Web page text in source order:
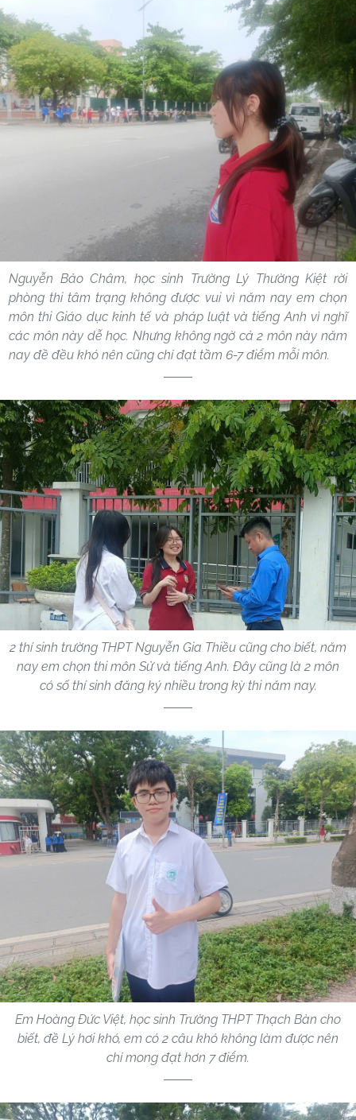
Nguyễn Bảo Châm, học sinh Trường Lý Thường Kiệt rời
phòng thi tâm trạng không được vui vì năm nay em chọn
môn thiGiáo dục kinh tế và pháp luật và tiếng Anh vì nghĩ
các môn này dễ học. Nhưng không ngờ cả 2 môn này năm
nay đề đều khó nên cũng chỉ đạt tầm 6-7 điểm mỗi môn.
2 thí sinh trường THPT Nguyễn Gia Thiều cũng cho biết, năm
nay em chọn thi môn Sử và tiếng Anh. Đây cũng là 2 môn
có số thí sinh đăng ký nhiều trong kỳ thi năm nay.
Em Hoàng Đức Việt, học sinh Trường THPT Thạch Bàn cho
biết, đề Lý hơi khó, em có 2 câu khó không làm được nên
chỉ mong đạt hơn 7 điểm.